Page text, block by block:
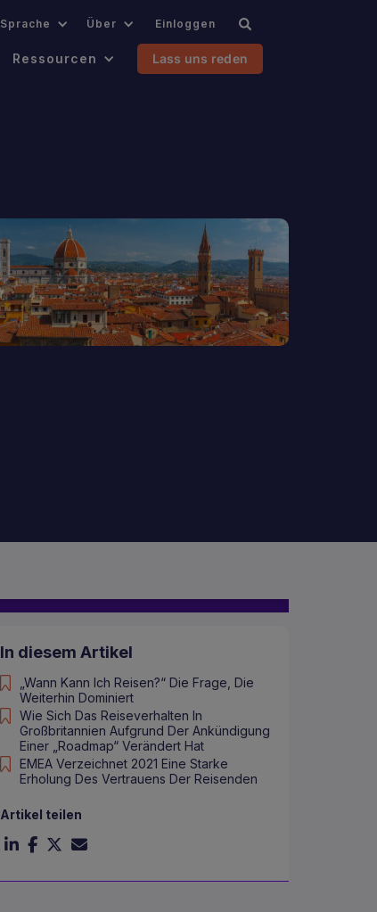
Sprache Über Einloggen
Ressourcen Lass uns reden
In diesem Artikel
„Wann Kann Ich Reisen?“ Die Frage, Die
Weiterhin Dominiert
Wie Sich Das Reiseverhalten In
Großbritannien Aufgrund Der Ankündigung
Einer „Roadmap“ Verändert Hat
EMEA Verzeichnet 2021 Eine Starke
Erholung Des Vertrauens Der Reisenden
Artikel teilen